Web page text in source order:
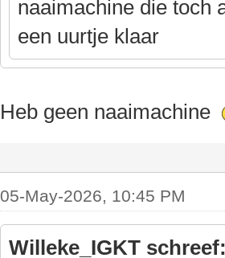
naaimachine die toch
een uurtje klaar
Heb geen naaimachine
05-May-2026, 10:45 PM
Willeke_IGKT